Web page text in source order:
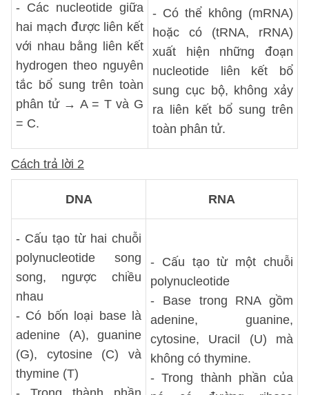
- Các nucleotide giữa
hai mạch được liên kết
với nhau bằng liên kết
hydrogen theo nguyên
tắc bổ sung trên toàn
phân tử → A = T và G
= C.
- Có thể không (mRNA)
hoặc có (tRNA, rRNA)
xuất hiện những đoạn
nucleotide liên kết bổ
sung cục bộ, không xảy
ra liên kết bổ sung trên
toàn phân tử.
Cách trả lời 2
DNA RNA
- Cấu tạo từ hai chuỗi
polynucleotide song
song, ngược chiều
nhau
- Có bốn loại base là
adenine (A), guanine
(G), cytosine (C) và
thymine (T)
- Cấu tạo từ một chuỗi
polynucleotide
- Base trong RNA gồm
adenine, guanine,
cytosine, Uracil (U) mà
không có thymine.
- Trong thành phần của